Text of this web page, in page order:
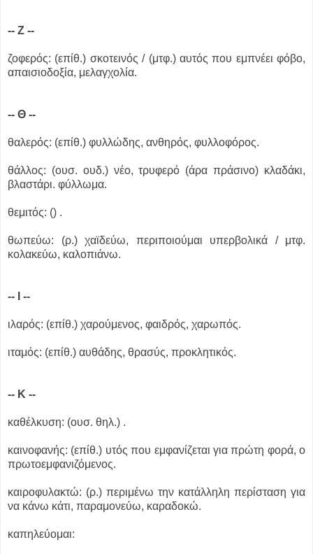
-- Ζ --
ζοφερός: (επίθ.) σκοτεινός / (μτφ.) αυτός που εμπνέει φόβο,
απαισιοδοξία, μελαγχολία.
-- Θ --
θαλερός: (επίθ.) φυλλώδης, ανθηρός, φυλλοφόρος.
θάλλος: (ουσ. ουδ.) νέο, τρυφερό (άρα πράσινο) κλαδάκι,
βλαστάρι. φύλλωμα.
θεμιτός: () .
θωπεύω: (ρ.) χαϊδεύω, περιποιούμαι υπερβολικά / μτφ.
κολακεύω, καλοπιάνω.
-- Ι --
ιλαρός: (επίθ.) χαρούμενος, φαιδρός, χαρωπός.
ιταμός: (επίθ.) αυθάδης, θρασύς, προκλητικός.
-- Κ --
καθέλκυση: (ουσ. θηλ.) .
καινοφανής: (επίθ.) υτός που εμφανίζεται για πρώτη φορά, ο
πρωτοεμφανιζόμενος.
καιροφυλακτώ: (ρ.) περιμένω την κατάλληλη περίσταση για
να κάνω κάτι, παραμονεύω, καραδοκώ.
καπηλεύομαι: